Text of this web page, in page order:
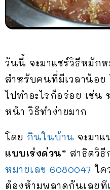
วันนี้ จะมาแชร์วิธีหมัก
สำหรับคนที่มีเวลาน้อย
ไปทำอะไรก็อร่อย​ เช่น​
หน้า​ วิธีทำง่ายมาก
โดย กินในบ้าน จะมา
แบบเร่งด่วน” สาธิตวิ
หมายเลข 6080047 ใค
ต้องห้ามพลาดกันเลยที